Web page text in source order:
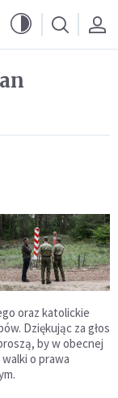
oraz katolickie
Dziękując za głos
by w obecnej
o prawa